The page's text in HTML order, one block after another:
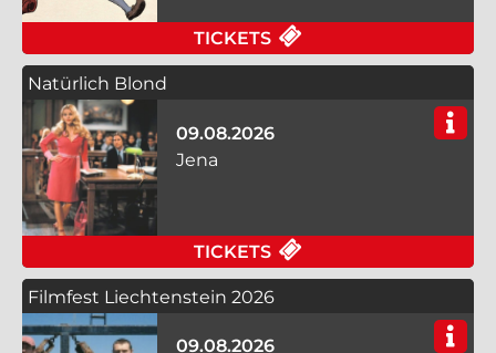
TICKETS
Natürlich Blond
09.08.2026
Jena
TICKETS
Filmfest Liechtenstein 2026
09.08.2026